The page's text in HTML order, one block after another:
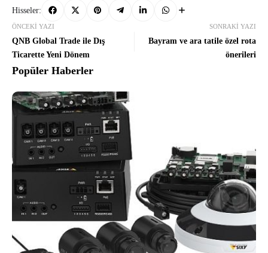
Hisseler:
ÖNCEKI YAZI
QNB Global Trade ile Dış
Ticarette Yeni Dönem
SONRAKI YAZI
Bayram ve ara tatile özel rota
önerileri
Popüler Haberler